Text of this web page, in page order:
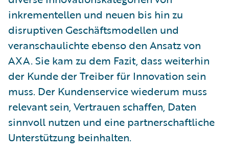
inkrementellen und neuen bis hin zu
disruptiven Geschäftsmodellen und
veranschaulichte ebenso den Ansatz von
AXA. Sie kam zu dem Fazit, dass weiterhin
der Kunde der Treiber für Innovation sein
muss. Der Kundenservice wiederum muss
relevant sein, Vertrauen schaffen, Daten
sinnvoll nutzen und eine partnerschaftliche
Unterstützung beinhalten.